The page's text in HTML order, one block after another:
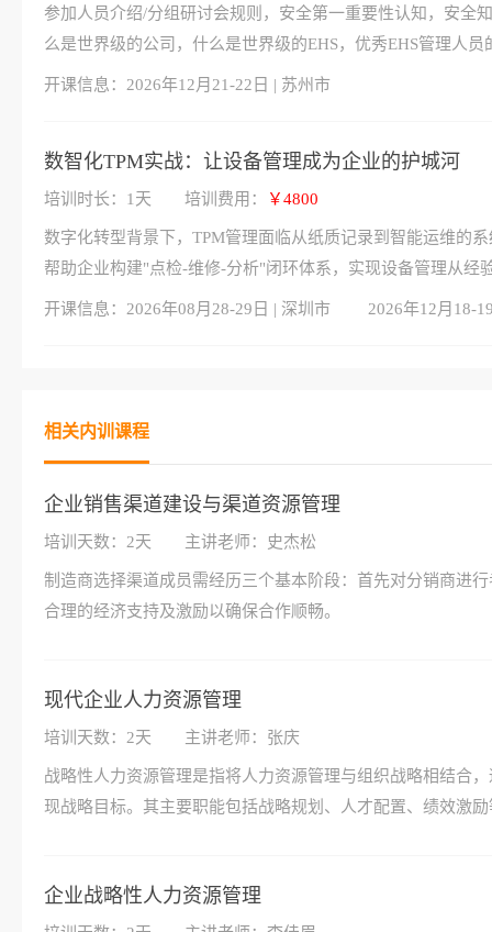
参加人员介绍/分组研讨会规则，安全第一重要性认知，安全
么是世界级的公司，什么是世界级的EHS，优秀EHS管理人员
开课信息： 2026年12月21-22日 | 苏州市
数智化TPM实战：让设备管理成为企业的护城河
培训时长：1天 培训费用： ￥4800
数字化转型背景下，TPM管理面临从纸质记录到智能运维的
帮助企业构建"点检-维修-分析"闭环体系，实现设备管理从经
开课信息： 2026年08月28-29日 | 深圳市 2026年12月18-
相关内训课程
企业销售渠道建设与渠道资源管理
培训天数：2天 主讲老师：史杰松
制造商选择渠道成员需经历三个基本阶段：首先对分销商进
合理的经济支持及激励以确保合作顺畅。
现代企业人力资源管理
培训天数：2天 主讲老师：张庆
战略性人力资源管理是指将人力资源管理与组织战略相结合
现战略目标。其主要职能包括战略规划、人才配置、绩效激
企业战略性人力资源管理